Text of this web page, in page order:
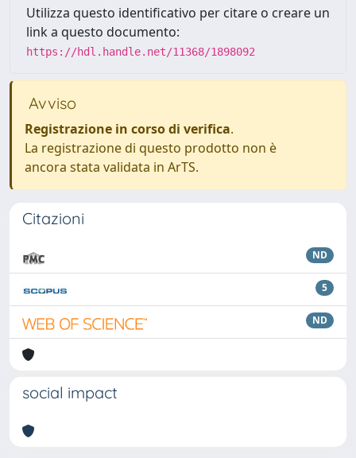
Utilizza questo identificativo per citare o creare un
link a questo documento:
https://hdl.handle.net/11368/1898092
Avviso
Registrazione in corso di verifica.
La registrazione di questo prodotto non è
ancora stata validata in ArTS.
Citazioni
ND
5
ND
social impact